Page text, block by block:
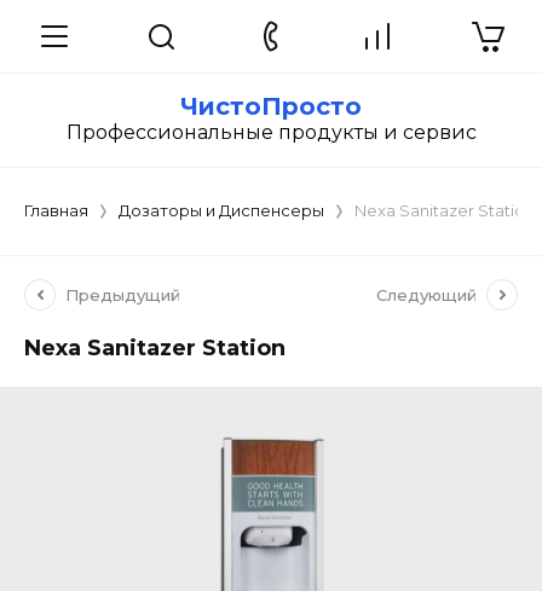
ЧистоПросто
Профессиональные продукты и сервис
Главная Дозаторы и Диспенсеры Nexa Sanitazer Station
Предыдущий Следующий
Nexa Sanitazer Station